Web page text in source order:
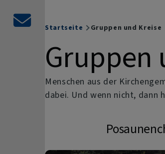
Breadcrumb
Startseite Gruppen und Kreise
Gruppen
Menschen aus der
dabei. Und wenn nicht, dann
Kontaktformular